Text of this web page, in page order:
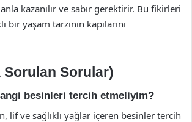
kazanılır ve sabır gerektirir. Bu fikirleri
bir yaşam tarzının kapılarını
Sorulan Sorular)
besinleri tercih etmeliyim?
lif ve sağlıklı yağlar içeren besinler tercih